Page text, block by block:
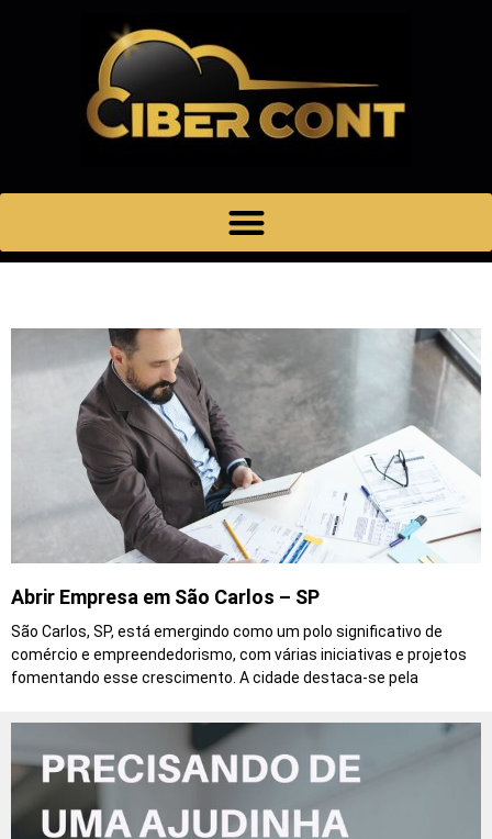
Abrir Empresa em São Carlos – SP
São Carlos, SP, está emergindo como um polo significativo de
comércio e empreendedorismo, com várias iniciativas e projetos
fomentando esse crescimento. A cidade destaca-se pela